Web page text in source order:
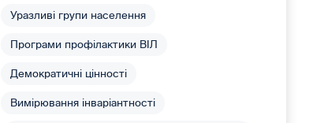
Уразливі групи населення
Програми профілактики ВІЛ
Демократичні цінності
Вимірювання інваріантності